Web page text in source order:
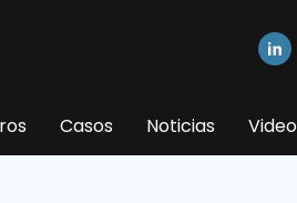
Casos Noticias Video